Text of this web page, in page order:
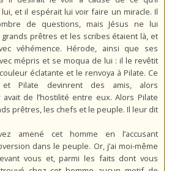
et il espérait lui voir faire un miracle. Il
de questions, mais Jésus ne lui
prêtres et les scribes étaient là, et
véhémence. Hérode, ainsi que ses
mépris et se moqua de lui : il le revêtit
éclatante et le renvoya à Pilate. Ce
et Pilate devinrent des amis, alors
avait de l’hostilité entre eux. Alors Pilate
prêtres, les chefs et le peuple. Il leur dit
amené cet homme en l’accusant
dans le peuple. Or, j’ai moi-même
vous et, parmi les faits dont vous